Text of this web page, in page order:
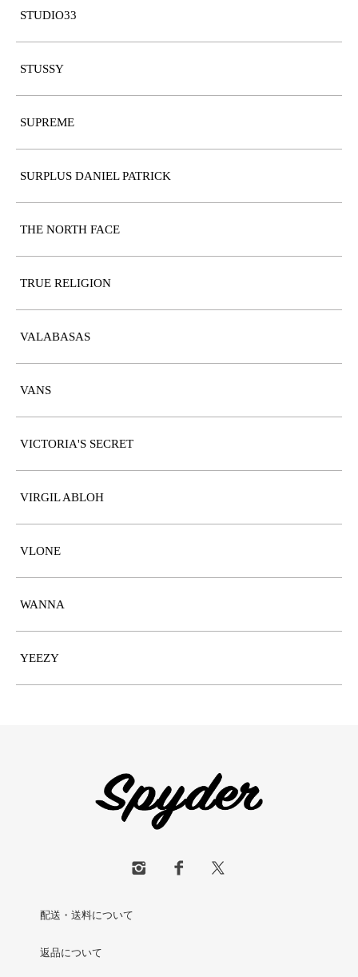
STUDIO33
STUSSY
SUPREME
SURPLUS DANIEL PATRICK
THE NORTH FACE
TRUE RELIGION
VALABASAS
VANS
VICTORIA'S SECRET
VIRGIL ABLOH
VLONE
WANNA
YEEZY
配送・送料について
返品について